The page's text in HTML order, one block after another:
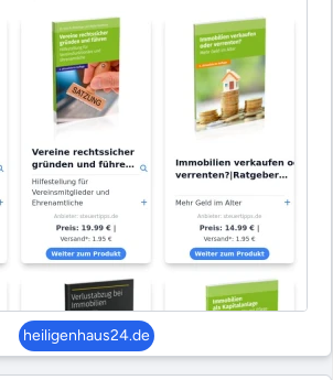
heiligenhaus24.de